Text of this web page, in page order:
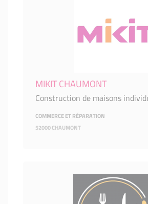
MIKIT CHAUMONT
Construction de maisons
COMMERCE ET RÉPARATION
52000 CHAUMONT